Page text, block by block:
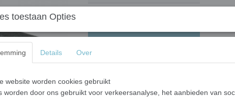
Deze velgen- en bandenborstel is voorzien van
20.000 speciaal gesplitste hoogwaardige
van de velgen. De borstelharen en het frame
agressieve chemicaliën.
toestaan Opties
Details Over
website worden cookies gebruikt
worden door ons gebruikt voor verkeersanalyse, het aanbieden van